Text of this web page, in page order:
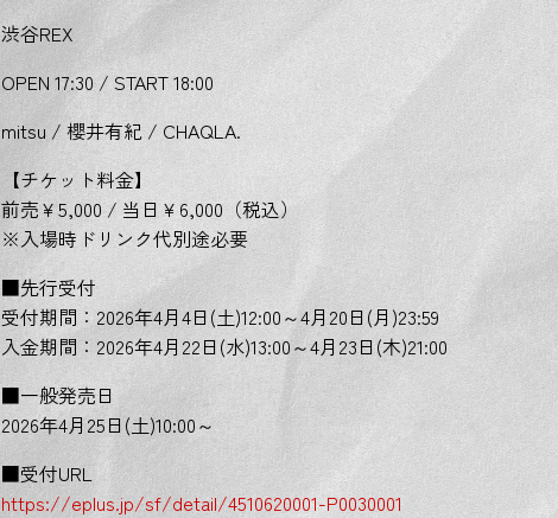
渋谷REX
OPEN 17:30 / START 18:00
mitsu / 櫻井有紀 / CHAQLA.
【チケット料金】
前売￥5,000 / 当日￥6,000（税込）
※入場時ドリンク代別途必要
■先行受付
受付期間：2026年4月4日(土)12:00～4月20日(月)23:59
入金期間：2026年4月22日(水)13:00～4月23日(木)21:00
■一般発売日
2026年4月25日(土)10:00～
■受付URL
https://eplus.jp/sf/detail/4510620001-P0030001